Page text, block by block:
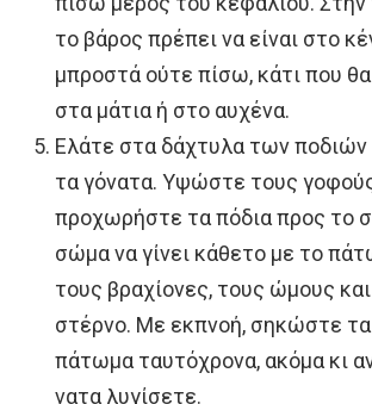
το βάρος πρέπει να είναι στο
μπροστά ούτε πίσω, κάτι που
στα μάτια ή στο αυχένα.
Ελάτε στα δάχτυλα των
τα γόνατα. Υψώστε τους
προχωρήστε τα πόδια προς το
σώμα να γίνει κάθετο με το
τους βραχίονες, τους ώμους
στέρνο. Με εκπνοή, σηκώστε τα
πάτωμα ταυτόχρονα, ακόμα κι
νατα λυγίσετε.